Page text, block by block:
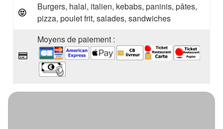
Burgers, halal, italien, kebabs, paninis, pâtes,
pizza, poulet frit, salades, sandwiches
Moyens de paiement :